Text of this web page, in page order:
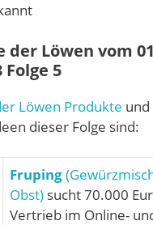
der Löwen vom
Folge 5
Löwen Produkte und
dieser Folge sind:
Fruping
Obst) sucht 70.000
Vertrieb im Online-